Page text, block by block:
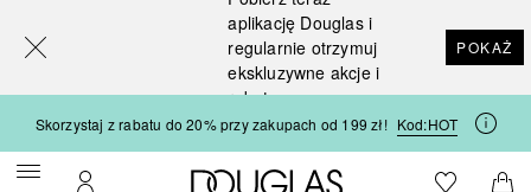
aplikację Douglas i
regularnie otrzymuj
ekskluzywne akcje i
rabaty
POKAŻ
Skorzystaj z rabatu do 20% przy zakupach od 199 zł! Kod:HOT
Strona główna Douglas
Do listy
[navigation.slideout.screenreader]